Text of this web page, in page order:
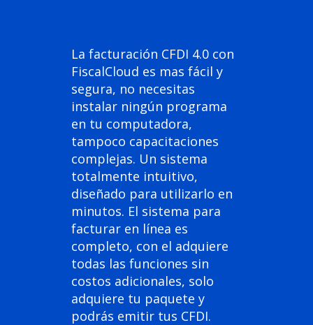
La facturación CFDI 4.0 con
FiscalCloud es mas fácil y
segura, no necesitas
instalar ningún programa
en tu computadora,
tampoco capacitaciones
complejas. Un sistema
totalmente intuitivo,
diseñado para utilizarlo en
minutos. El sistema para
facturar en línea es
completo, con el adquiere
todas las funciones sin
costos adicionales, solo
adquiere tu paquete y
podrás emitir tus CFDI.